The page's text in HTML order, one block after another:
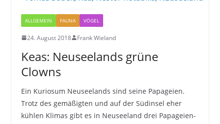
ALLGEMEIN FAUNA VÖGEL
24. August 2018 Frank Wieland
Keas: Neuseelands grüne
Clowns
Ein Kuriosum Neuseelands sind seine Papageien.
Trotz des gemäßigten und auf der Südinsel eher
kühlen Klimas gibt es in Neuseeland drei Papageien-